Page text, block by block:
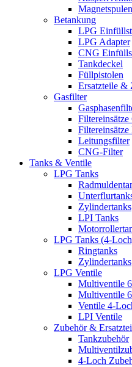
Magnetspulen
Betankung
LPG
LPG Adapter
CNG
Tankdeckel
Füllpistolen
Ersatzteile &
Gasfilter
Filtereinsätze
Filtereinsätze
Leitungsfilter
CNG-Filter
Tanks & Ventile
LPG Tanks
Zylindertanks
LPI Tanks
LPG Tanks (4-
Ringtanks
Zylindertanks
LPG Ventile
Multiventile
Multiventile
Ventile 4-
LPI Ventile
Zubehör &
Tankzubehör
4-Loch